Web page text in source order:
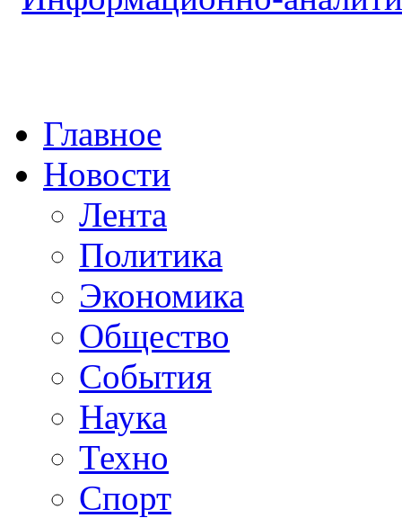
Главное
Новости
Лента
Политика
Экономика
Общество
События
Наука
Техно
Спорт